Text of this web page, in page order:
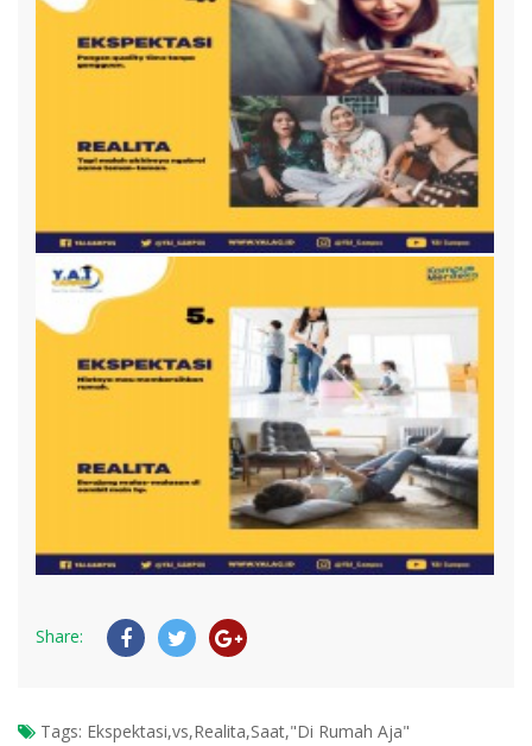
Share:
Tags: Ekspektasi,vs,Realita,Saat,"Di Rumah Aja"